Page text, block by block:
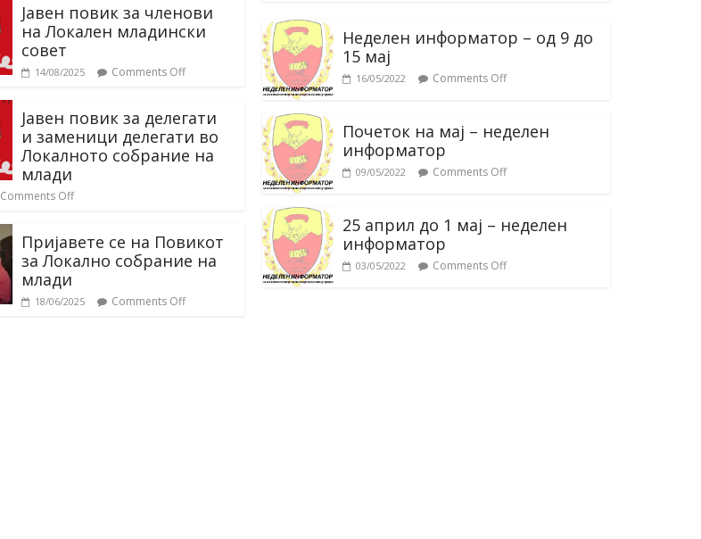
Јавен повик за членови
на Локален младински
совет
14/08/2025 Comments Off
Јавен повик за делегати
и заменици делегати во
Локалното собрание на
млади
Comments Off
Пријавете се на Повикот
за Локално собрание на
млади
18/06/2025 Comments Off
Неделен информатор – од 9 до
15 мај
16/05/2022 Comments Off
Почеток на мај – неделен
информатор
09/05/2022 Comments Off
25 април до 1 мај – неделен
информатор
03/05/2022 Comments Off